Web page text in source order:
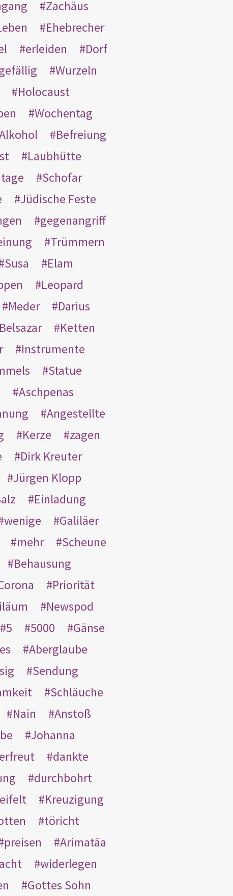
Zachäus
Ehebrecher
erleiden
Dorf
Wurzeln
Holocaust
Wochentag
Befreiung
Laubhütte
Schofar
Jüdische Feste
gegenangriff
Trümmern
Susa
Elam
Leopard
Meder
Darius
Belsazar
Ketten
Instrumente
Statue
Aschpenas
Angestellte
Kerze
zagen
Dirk Kreuter
Jürgen Klopp
Einladung
wenige
Galiläer
mehr
Scheune
Behausung
Priorität
Newspod
5 5000
Gänse
Aberglaube
Sendung
Schläuche
Nain
Anstoß
Johanna
erfreut
dankte
durchbohrt
Kreuzigung
töricht
preisen
Arimatäa
acht
widerlegen
Gottes Sohn